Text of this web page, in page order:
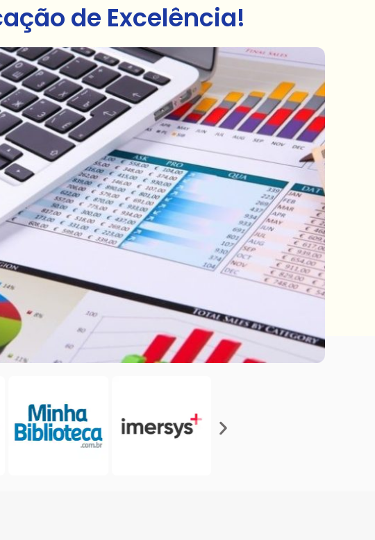
de Excelência!